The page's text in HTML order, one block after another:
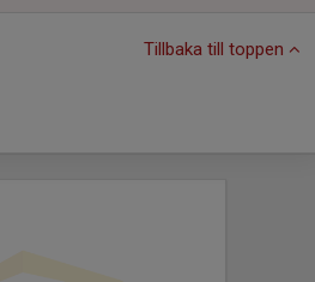
Tillbaka till toppen